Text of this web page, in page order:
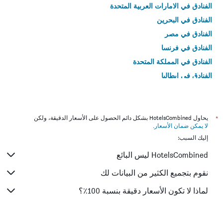
الفنادق في الامارات العربية المتحدة
الفنادق في البحرين
الفنادق في مصر
الفنادق في فرنسا
الفنادق في المملكة المتحدة
الفنادق في إيطاليا
*
يحاول HotelsCombined بشكل دائم الحصول على الأسعار الدقيقة، ولكن
لا يمكن ضمان الأسعار .
إليك السبب:
HotelsCombined ليس البائع
نقوم بتجميع الكثير من البيانات لك
لماذا لا تكون الأسعار دقيقة بنسبة 100٪؟